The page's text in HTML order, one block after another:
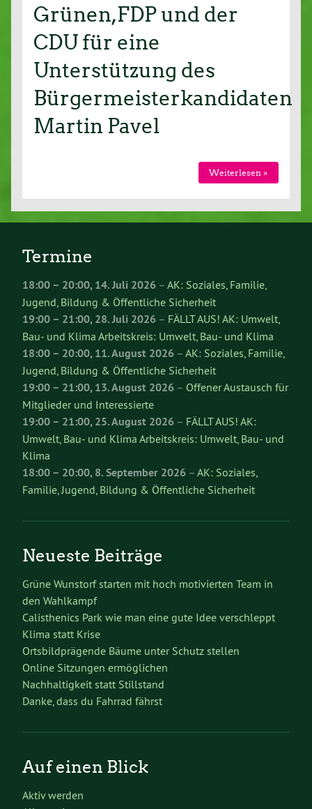
Grünen,FDP und der
CDU für eine
Unterstützung des
Bürgermeisterkandidaten
Martin Pavel
Weiterlesen »
Termine
18:00– 20:00,14. Juli 2026 – AK: Soziales, Familie,
Jugend, Bildung & Öffentliche Sicherheit
19:00– 21:00,28. Juli 2026 – FÄLLT AUS! AK: Umwelt,
Bau- und Klima Arbeitskreis: Umwelt, Bau- und Klima
18:00– 20:00,11. August 2026 – AK: Soziales, Familie,
Jugend, Bildung & Öffentliche Sicherheit
19:00– 21:00,13. August 2026 – Offener Austausch für
Mitglieder und Interessierte
19:00– 21:00,25. August 2026 – FÄLLT AUS! AK:
Umwelt, Bau- und Klima Arbeitskreis: Umwelt, Bau- und
Klima
18:00– 20:00,8. September 2026 – AK: Soziales,
Familie, Jugend, Bildung & Öffentliche Sicherheit
Neueste Beiträge
Grüne Wunstorf starten mit hoch motivierten Team in
den Wahlkampf
Calisthenics Park wie man eine gute Idee verschleppt
Klima statt Krise
Ortsbildprägende Bäume unter Schutz stellen
Online Sitzungen ermöglichen
Nachhaltigkeit statt Stillstand
Danke, dass du Fahrrad fährst
Auf einen Blick
Aktiv werden